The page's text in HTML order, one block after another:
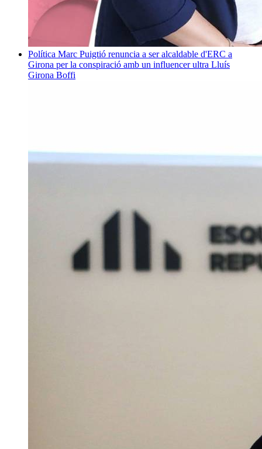
Política Marc Puigtió renuncia a ser alcaldable d'ERC a
Girona per la conspiració amb un influencer ultra Lluís
Girona Boffi